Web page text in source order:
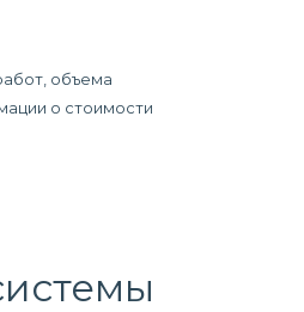
объема
о стоимости